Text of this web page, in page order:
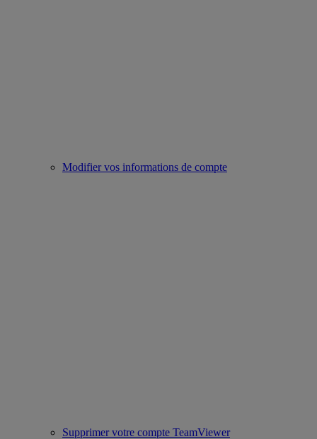
Modifier vos informations de compte
Supprimer votre compte TeamViewer